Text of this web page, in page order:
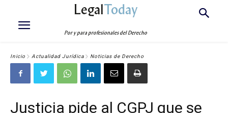
LegalToday
Por y para profesionales del Derecho
Inicio Actualidad Jurídica Noticias de Derecho
Justicia pide al CGPJ que se